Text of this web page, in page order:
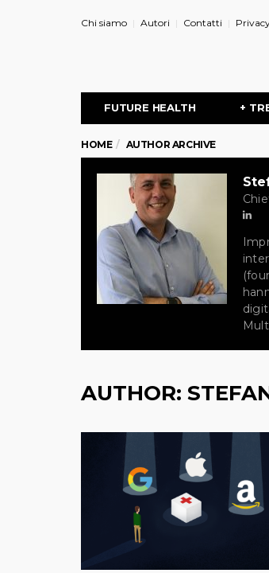
Chi siamo Autori Contatti
FUTURE HEALTH +
HOME AUTHOR ARCHIVE
AUTHOR: